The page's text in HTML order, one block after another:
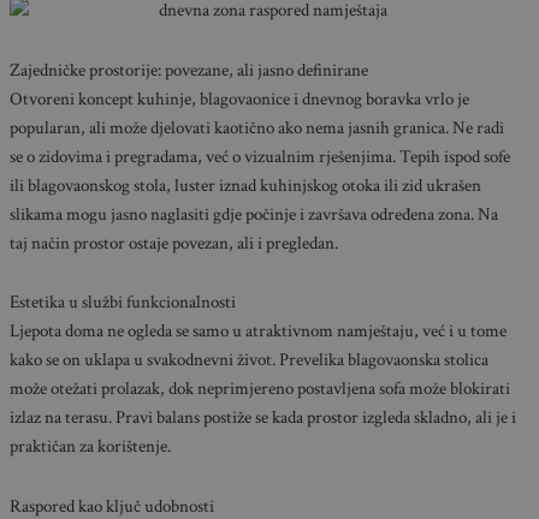
Zajedničke prostorije: povezane, ali jasno definirane
Otvoreni koncept kuhinje, blagovaonice i dnevnog boravka vrlo je
popularan, ali može djelovati kaotično ako nema jasnih granica. Ne radi
se o zidovima i pregradama, već o vizualnim rješenjima. Tepih ispod sofe
ili blagovaonskog stola, luster iznad kuhinjskog otoka ili zid ukrašen
slikama mogu jasno naglasiti gdje počinje i završava određena zona. Na
taj način prostor ostaje povezan, ali i pregledan.
Estetika u službi funkcionalnosti
Ljepota doma ne ogleda se samo u atraktivnom namještaju, već i u tome
kako se on uklapa u svakodnevni život. Prevelika blagovaonska stolica
može otežati prolazak, dok neprimjereno postavljena sofa može blokirati
izlaz na terasu. Pravi balans postiže se kada prostor izgleda skladno, ali je i
praktičan za korištenje.
Raspored kao ključ udobnosti